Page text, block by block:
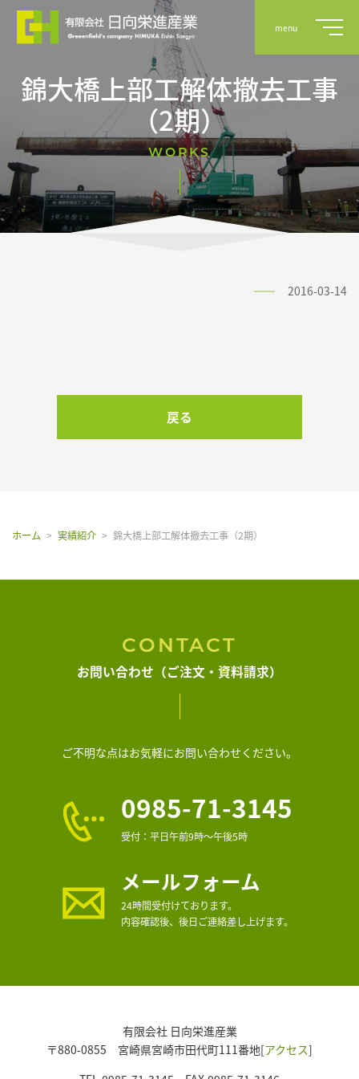
menu
事業案内
実績
アクセス
錦大橋上部工解体撤去工事
（2期）
WORKS
2016-03-14
戻る
ホーム 実績紹介 錦大橋上部工解体撤去工事（2期）
CONTACT
お問い合わせ（ご注文・資料請求）
ご不明な点はお気軽にお問い合わせください。
0985-71-3145
受付：平日午前9時～午後5時
メールフォーム
24時間受付けております。
内容確認後、後日ご連絡差し上げます。
有限会社 日向栄進産業
〒880-0855 宮崎県宮崎市田代町111番地[アクセス]